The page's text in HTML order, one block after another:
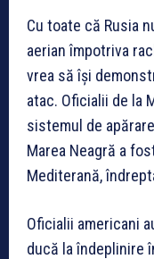
Cu toate că Rusia
aerian împotriva
vrea să își
atac. Oficialii de la
sistemul de
Marea Neagră a
Mediterană,
Oficialii americani
ducă la îndeplinire